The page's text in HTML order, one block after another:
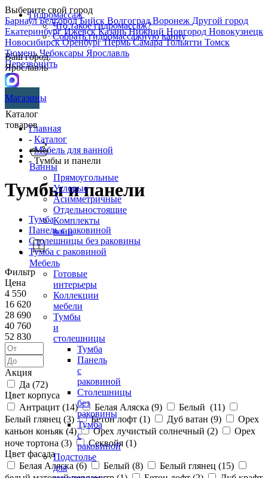
Выберите свой город
БарнаулБелгородБийск ВолгоградВоронеж Другой город
ЕкатеринбургИжевскКазаньНижний Новгород Новокузнецк
НовосибирскОренбургПермьСамараТольятти Томск
ТюменьЧебоксары Ярославль
Перезвонить
Гидромассаж
Что такое гидромассаж?
Собрать гидромассажную ванну
Ваш город:
Ярославль
Магазины
Каталог
товаров
Ванны
Прямоугольные
Угловые
Асимметричные
Отдельностоящие
Комплекты
ванн
Мебель
Готовые
интерьеры
Коллекции
мебели
Тумбы
и
столешницы
Тумба
Панель
с
раковиной
Столешницы
без
раковины
Тумба
с
раковиной
Подстолье
для
Главная
- Каталог
-Мебель для ванной
- Тумбы и панели
Тумбы и панели
Тумба
Панель с раковиной
Столешницы без раковины
Тумба с раковиной
Фильтр
Цена
4 550
16 620
28 690
40 760
52 830
Акция
Да (72)
Цвет корпуса
Антрацит (14) Белая Аляска (9) Белый (11)
Белый глянец (3) Бетон лофт (1) Дуб ватан (9)
Орех
каньон коньяк (4) Орех лучистый солнечный (2)
Орех
ноче тортона (3) Секвойя (1)
Цвет фасада
Белая Аляска (6) Белый (8) Белый глянец (15)